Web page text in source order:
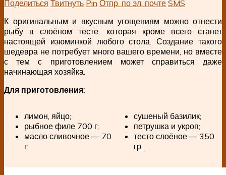
Поделиться Твитнуть Pin Отпр. по эл. почте SMS
К оригинальным и вкусным угощениям можно отнести
рыбу в слоёном тесте, которая кроме всего станет
настоящей изюминкой любого стола. Создание такого
шедевра не потребует много вашего времени, но вместе
с тем с приготовлением может справиться даже
начинающая хозяйка.
Для приготовления:
лимон, яйцо;
рыбное филе 700 г;
масло сливочное — 70
г;
сушеный базилик;
петрушка и укроп;
тесто слоёное — 350
гр.